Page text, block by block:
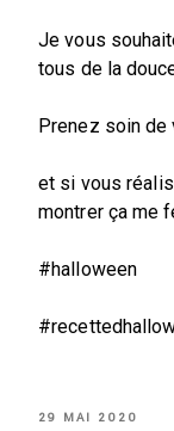
Je vous
tous de la
Prenez soin de
et si vous
montrer ça me
#halloween
PUBLIÉ
29 MAI 2020